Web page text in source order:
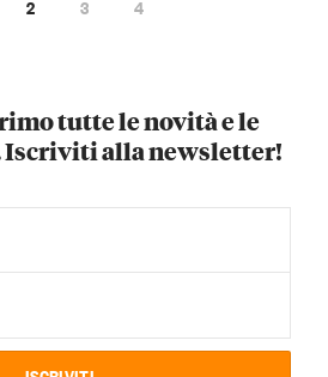
2 3 4
tutte le novità e le
Iscriviti alla newsletter!